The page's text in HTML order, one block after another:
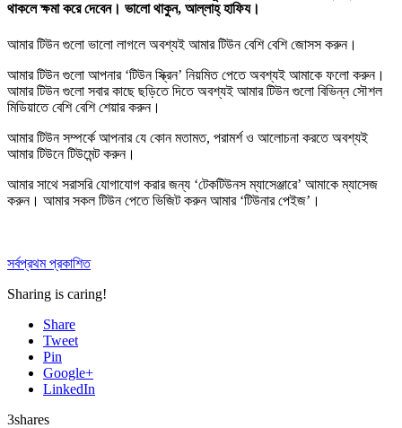
থাকলে ক্ষমা করে দেবেন। ভালো থাকুন, আল্লাহ্‌ হাফিয।
আমার টিউন গুলো ভালো লাগলে অবশ্যই আমার টিউন বেশি বেশিজোসস করুন।
আমার টিউন গুলো আপনার ‘টিউন স্ক্রিন’ নিয়মিত পেতে অবশ্যই আমাকে ফলো করুন।
আমার টিউন গুলো সবার কাছে ছড়িতে দিতে অবশ্যই আমার টিউন গুলো বিভিন্ন সৌশল
মিডিয়াতে বেশি বেশিশেয়ার করুন।
আমার টিউন সম্পর্কে আপনার যে কোন মতামত, পরামর্শ ও আলোচনা করতে অবশ্যই
আমার টিউনেটিউমেন্ট করুন।
আমার সাথে সরাসরি যোগাযোগ করার জন্য ‘টেকটিউনস ম্যাসেঞ্জারে’ আমাকেম্যাসেজ
করুন। আমার সকল টিউন পেতে ভিজিট করুন আমার ‘টিউনার পেইজ’ ।
সর্বপ্রথম প্রকাশিত
Sharing is caring!
Share
Tweet
Pin
Google+
LinkedIn
3shares